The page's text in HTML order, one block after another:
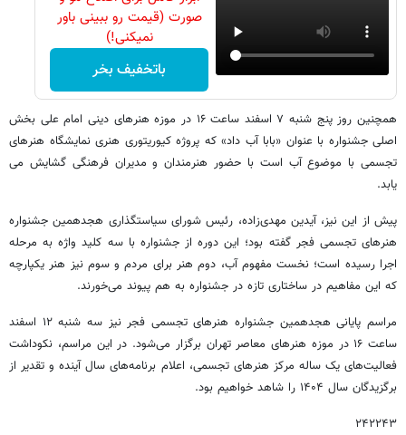
صورت (قیمت رو ببینی باور
نمیکنی!)
باتخفیف بخر
همچنین روز پنج شنبه ۷ اسفند ساعت ۱۶ در موزه هنرهای دینی امام علی بخش
اصلی جشنواره با عنوان «بابا آب داد» که پروژه کیوریتوری هنری نمایشگاه هنرهای
تجسمی با موضوع آب است با حضور هنرمندان و مدیران فرهنگی گشایش می
یابد.
پیش از این نیز، آیدین مهدی‌زاده، رئیس شورای سیاستگذاری هجدهمین جشنواره
هنرهای تجسمی فجر گفته بود؛ این دوره از جشنواره با سه کلید واژه به مرحله
اجرا رسیده است؛ نخست مفهوم آب، دوم هنر برای مردم و سوم نیز هنر یکپارچه
که این مفاهیم در ساختاری تازه در جشنواره به هم پیوند می‌خورند.
مراسم پایانی هجدهمین جشنواره هنرهای تجسمی فجر نیز سه شنبه ۱۲ اسفند
ساعت ۱۶ در موزه هنرهای معاصر تهران برگزار می‌شود. در این مراسم، نکوداشت
فعالیت‌های یک ساله مرکز هنرهای تجسمی، اعلام برنامه‌های سال آینده و تقدیر از
برگزیدگان سال ۱۴۰۴ را شاهد خواهیم بود.
۲۴۲۲۴۳